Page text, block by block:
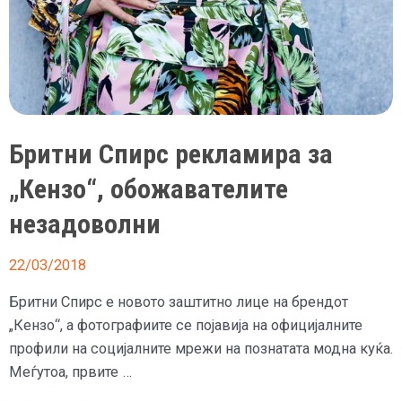
Бритни Спирс рекламира за
„Кензо“, обожавателите
незадоволни
22/03/2018
Бритни Спирс е новото заштитно лице на брендот
„Кензо“, а фотографиите се појавија на официјалните
профили на социјалните мрежи на познатата модна куќа.
Меѓутоа, првите …